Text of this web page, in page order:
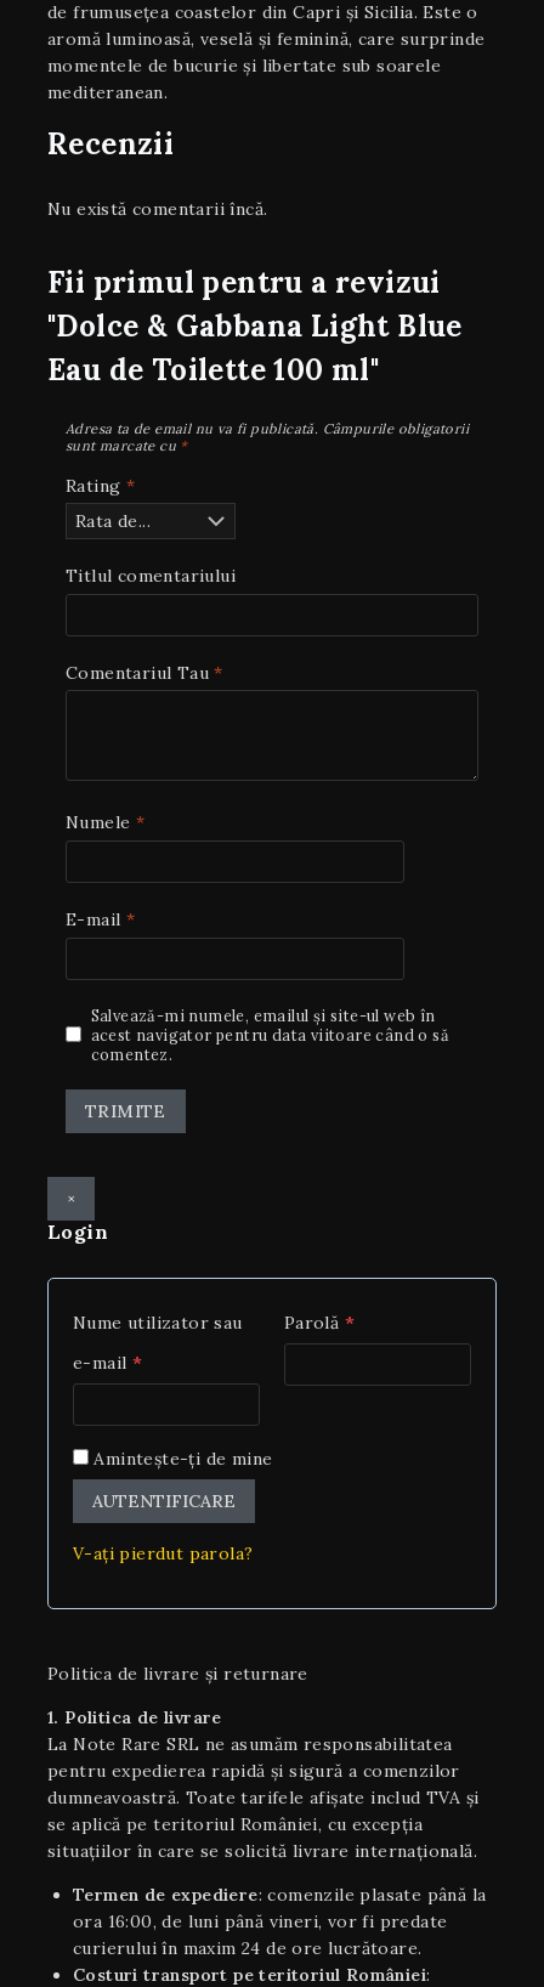
de frumusețea coastelor din Capri și Sicilia. Este o
aromă luminoasă, veselă și feminină, care surprinde
momentele de bucurie și libertate sub soarele
mediteranean.
Recenzii
Nu există comentarii încă.
Fii primul pentru a revizui
"Dolce & Gabbana Light Blue
Eau de Toilette 100 ml"
Adresa ta de email nu va fi publicată. Câmpurile obligatorii
sunt marcate cu *
Rating *
Titlul comentariului
Comentariul Tau*
Numele *
E-mail *
Salvează-mi numele, emailul și site-ul web în
acest navigator pentru data viitoare când o să
comentez.
×
Login
Nume utilizator sau
e-mail *
Parolă *
Amintește-ți de mine
AUTENTIFICARE
V-ați pierdut parola?
Politica de livrare și returnare
1. Politica de livrare
La Note Rare SRL ne asumăm responsabilitatea
pentru expedierea rapidă și sigură a comenzilor
dumneavoastră. Toate tarifele afișate includ TVA și
se aplică pe teritoriul României, cu excepția
situaţiilor în care se solicită livrare internaţională.
Termen de expediere: comenzile plasate până la
ora 16:00, de luni până vineri, vor fi predate
curierului în maxim 24 de ore lucrătoare.
Costuri transport pe teritoriul României: